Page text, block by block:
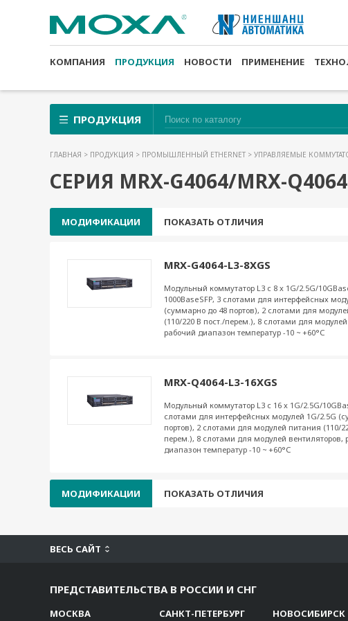
КОМПАНИЯ ПРОДУКЦИЯ НОВОСТИ ПРИМЕНЕНИЕ
ПРОДУКЦИЯ
ГЛАВНАЯ > ПРОДУКЦИЯ > ПРОМЫШЛЕННЫЙ ETHERNET > УПРАВЛЯЕМЫЕ
СЕРИЯ MRX-G4064/MRX-Q4064
МОДИФИКАЦИИ ПОКАЗАТЬ ОТЛИЧИЯ
MRX-G4064-L3-8XGS
Модульный коммутатор L3 с 8 x 1G/2.5G/
1000BaseSFP, 3 слотами для интерфейсных
(суммарно до 48 портов), 2 слотами для
(110/220 В пост./перем.), 8 слотами для
рабочий диапазон температур -10 ~ +60°С
MRX-Q4064-L3-16XGS
Модульный коммутатор L3 с 16 x 1G/2.5G/
слотами для интерфейсных модулей 1G/2.5G
портов), 2 слотами для модулей питания (110/
перем.), 8 слотами для модулей вентиляторов,
диапазон температур -10 ~ +60°С
МОДИФИКАЦИИ ПОКАЗАТЬ ОТЛИЧИЯ
ВЕСЬ САЙТ
ПРЕДСТАВИТЕЛЬСТВА В РОССИИ И СНГ
МОСКВА САНКТ-ПЕТЕРБУРГ НОВОСИБИРСК